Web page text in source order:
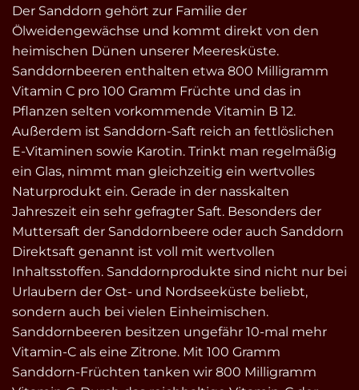
Der Sanddorn gehört zur Familie der
Ölweidengewächse und kommt direkt von den
heimischen Dünen unserer Meeresküste.
Sanddornbeeren enthalten etwa 800 Milligramm
Vitamin C pro 100 Gramm Früchte und das in
Pflanzen selten vorkommende Vitamin B 12.
Außerdem ist Sanddorn-Saft reich an fettlöslichen
E-Vitaminen sowie Karotin. Trinkt man regelmäßig
ein Glas, nimmt man gleichzeitig ein wertvolles
Naturprodukt ein. Gerade in der nasskalten
Jahreszeit ein sehr gefragter Saft. Besonders der
Muttersaft der Sanddornbeere oder auch Sanddorn
Direktsaft genannt ist voll mit wertvollen
Inhaltsstoffen. Sanddornprodukte sind nicht nur bei
Urlaubern der Ost- und Nordseeküste beliebt,
sondern auch bei vielen Einheimischen.
Sanddornbeeren besitzen ungefähr 10-mal mehr
Vitamin-C als eine Zitrone. Mit 100 Gramm
Sanddorn-Früchten tanken wir 800 Milligramm